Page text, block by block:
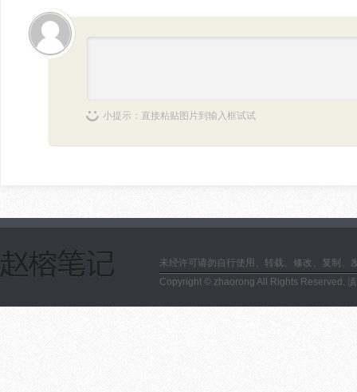
小提示：直接粘贴图片到输入框试试
未经许可请勿自行使用、转载、修改、复制
Copyright © zhaorong All Rights Reserved.